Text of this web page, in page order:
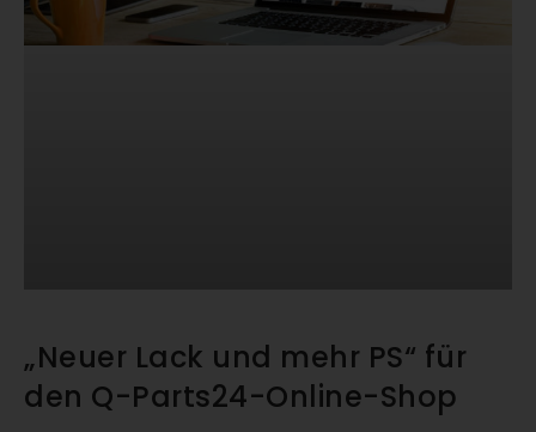
„Neuer Lack und mehr PS“ für
den Q-Parts24-Online-Shop